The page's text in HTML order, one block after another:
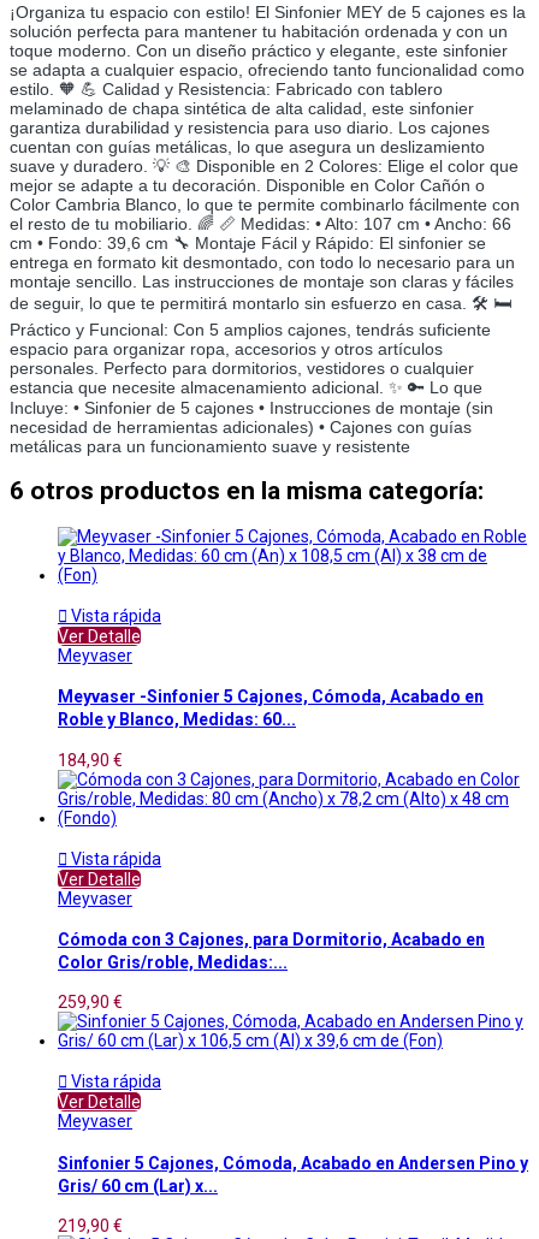
¡Organiza tu espacio con estilo! El Sinfonier MEY de 5 cajones es la
solución perfecta para mantener tu habitación ordenada y con un
toque moderno. Con un diseño práctico y elegante, este sinfonier
se adapta a cualquier espacio, ofreciendo tanto funcionalidad como
estilo. 🧡 💪 Calidad y Resistencia: Fabricado con tablero
melaminado de chapa sintética de alta calidad, este sinfonier
garantiza durabilidad y resistencia para uso diario. Los cajones
cuentan con guías metálicas, lo que asegura un deslizamiento
suave y duradero. 💡 🎨 Disponible en 2 Colores: Elige el color que
mejor se adapte a tu decoración. Disponible en Color Cañón o
Color Cambria Blanco, lo que te permite combinarlo fácilmente con
el resto de tu mobiliario. 🌈 📏 Medidas: • Alto: 107 cm • Ancho: 66
cm • Fondo: 39,6 cm 🔧 Montaje Fácil y Rápido: El sinfonier se
entrega en formato kit desmontado, con todo lo necesario para un
montaje sencillo. Las instrucciones de montaje son claras y fáciles
de seguir, lo que te permitirá montarlo sin esfuerzo en casa. 🛠️ 🛏️
Práctico y Funcional: Con 5 amplios cajones, tendrás suficiente
espacio para organizar ropa, accesorios y otros artículos
personales. Perfecto para dormitorios, vestidores o cualquier
estancia que necesite almacenamiento adicional. ✨ 🔑 Lo que
Incluye: • Sinfonier de 5 cajones • Instrucciones de montaje (sin
necesidad de herramientas adicionales) • Cajones con guías
metálicas para un funcionamiento suave y resistente
6 otros productos en la misma categoría:
 Vista rápida
Ver Detalle
Meyvaser
Meyvaser -Sinfonier 5 Cajones, Cómoda, Acabado en
Roble y Blanco, Medidas: 60...
184,90 €
 Vista rápida
Ver Detalle
Meyvaser
Cómoda con 3 Cajones, para Dormitorio, Acabado en
Color Gris/roble, Medidas:...
259,90 €
 Vista rápida
Ver Detalle
Meyvaser
Sinfonier 5 Cajones, Cómoda, Acabado en Andersen Pino y
Gris/ 60 cm (Lar) x...
219,90 €